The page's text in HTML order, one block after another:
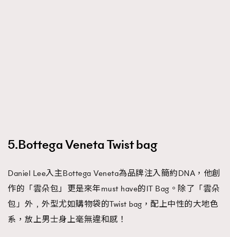
5.Bottega Veneta Twist bag
Daniel Lee入主Bottega Veneta為品牌注入簡約DNA，他創
作的「雲朵包」更是來年must have的IT Bag。除了「雲朵
包」外﹐外型尤如購物袋的Twist bag，配上中性的大地色
系，放上男士身上毫無違和感！